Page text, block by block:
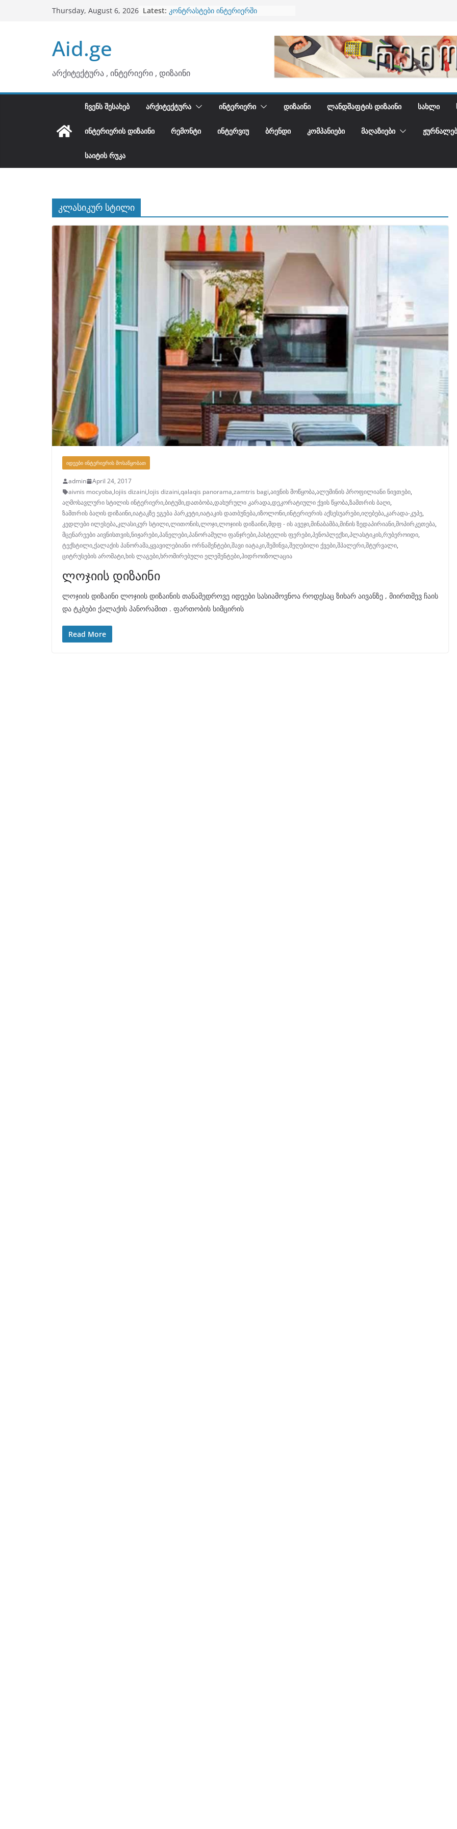
Thursday, August 6, 2026 Latest: კონტრასტები ინტერიერში
Aid.ge
არქიტექტურა , ინტერიერი , დიზაინი
ᲩᲕᲔᲜᲡ ᲨᲔᲡᲐᲮᲔᲑ ᲐᲠᲥᲘᲢᲔᲥᲢᲣᲠᲐ ᲘᲜᲢᲔᲠᲘᲔᲠᲘ ᲓᲘᲖᲐᲘᲜᲘ ᲚᲐᲜᲓᲨᲐᲤᲢᲘᲡ ᲓᲘᲖᲐᲘᲜᲘ ᲡᲐᲮᲚᲘ
ᲘᲜᲢᲔᲠᲘᲔᲠᲘᲡ ᲓᲘᲖᲐᲘᲜᲘ ᲠᲔᲛᲝᲜᲢᲘ ᲘᲜᲢᲔᲠᲕᲘᲣ ᲑᲠᲔᲜᲓᲘ ᲙᲝᲛᲞᲐᲜᲘᲔᲑᲘ ᲛᲐᲦᲐᲖᲘᲔᲑᲘ
ᲡᲐᲘᲢᲘᲡ ᲠᲣᲙᲐ
კლასიკურ სტილი
ᲘᲓᲔᲔᲑᲘ ᲘᲜᲢᲔᲠᲘᲔᲠᲘᲡ ᲛᲝᲡᲐᲬᲧᲝᲑᲐᲗ
admin
April 24, 2017
aivnis mocyoba,lojiis dizaini,lojis dizaini,qalaqis panorama,zamtris bagi,აივნის მოწყობა,ალუმინის პროფილიანი ნივთები,
აღმოსავლური სტილის ინტერიერი,ბიტუმი,დათბობა,დახურული კარადა,დეკორატიული ქვის წყობა,ზამთრის ბაღი,
ზამთრის ბაღის დიზაინი,იატაკზე ეგება პარკეტი,იატაკის დათბუნება,იზოლონი,ინტერიერის აქსესუარები,იღებება,კარადა-კუპე,
კედლები ილესება,კლასიკურ სტილი,ლითონის,ლოჯი,ლოჯიის დიზაინი,მდფ - ის ავეჯი,მინაბამბა,მინის ზედაპირიანი,მოპირკეთება,
მცენარეები აივნისთვის,ნიჟარები,პანელები,პანორამული ფანჯრები,პასტელის ფერები,პენოპლექსი,პლასტიკის,რუბეროიდი,
ტექსტილი,ქალაქის პანორამა,ყვავილებიანი ორნამენტები,შავი იატაკი,შემინვა,შეღებილი ქვები,შპალერი,შტურვალი,
ციტრუსების არომატი,ხის ლაგები,ხრომირებული ელემენტები,ჰიდროიზოლაცია
ლოჯიის დიზაინი
ლოჯიის დიზაინი ლოჯიის დიზაინის თანამედროვე იდეები სასიამოვნოა როდესაც ზიხარ აივანზე , მიირთმევ ჩაის
და ტკბები ქალაქის პანორამით . ფართობის სიმცირის
Read More